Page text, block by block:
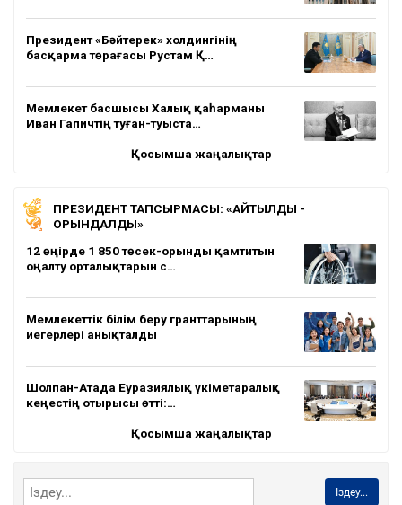
Президент «Бәйтерек» холдингінің
басқарма төрағасы Рустам Қ…
Мемлекет басшысы Халық қаһарманы
Иван Гапичтің туған-туыста…
Қосымша жаңалықтар
ПРЕЗИДЕНТ ТАПСЫРМАСЫ: «АЙТЫЛДЫ -
ОРЫНДАЛДЫ»
12 өңірде 1 850 төсек-орынды қамтитын
оңалту орталықтарын с…
Мемлекеттік білім беру гранттарының
иегерлері анықталды
Шолпан-Атада Еуразиялық үкіметаралық
кеңестің отырысы өтті:…
Қосымша жаңалықтар
Іздеу...